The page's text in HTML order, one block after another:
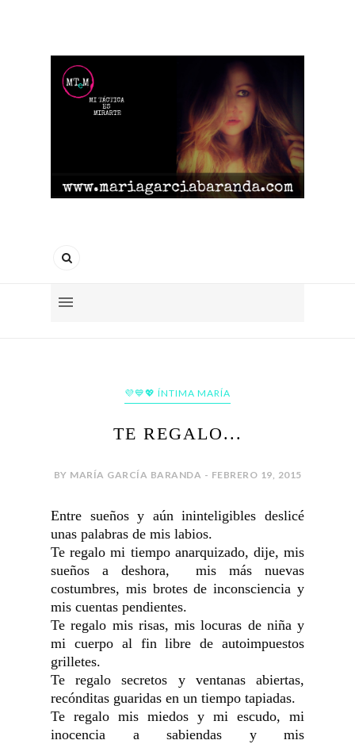
💜💙💖 ÍNTIMA MARÍA
TE REGALO...
BY MARÍA GARCÍA BARANDA - FEBRERO 19, 2015
Entre sueños y aún ininteligibles deslicé
unas palabras de mis labios.
Te regalo mi tiempo anarquizado, dije, mis
sueños a deshora, mis más nuevas
costumbres, mis brotes de inconsciencia y
mis cuentas pendientes.
Te regalo mis risas, mis locuras de niña y
mi cuerpo al fin libre de autoimpuestos
grilletes.
Te regalo secretos y ventanas abiertas,
recónditas guaridas en un tiempo tapiadas.
Te regalo mis miedos y mi escudo, mi
inocencia a sabiendas y mis